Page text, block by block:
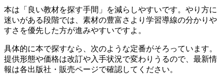
本は「良い教材を探す手間」を減らしやすいです。やり方に
迷いがある段階では、素材の豊富さより学習導線の分かりや
すさを優先した方が進みやすいですよ。
具体的に本で探すなら、次のような定番がそろっています。
提供形態や価格は改訂や入手状況で変わりうるので、最新情
報は各出版社・販売ページで確認してください。